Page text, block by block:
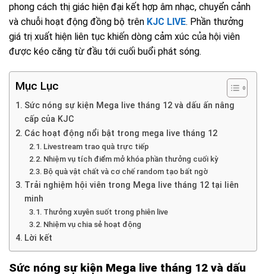
phong cách thị giác hiện đại kết hợp âm nhạc, chuyển cảnh
và chuỗi hoạt động đồng bộ trên KJC LIVE. Phần thưởng
giá trị xuất hiện liên tục khiến dòng cảm xúc của hội viên
được kéo căng từ đầu tới cuối buổi phát sóng.
Mục Lục
Sức nóng sự kiện Mega live tháng 12 và dấu ấn nâng
cấp của KJC
Các hoạt động nổi bật trong mega live tháng 12
Livestream trao quà trực tiếp
Nhiệm vụ tích điểm mở khóa phần thưởng cuối kỳ
Bộ quà vật chất và cơ chế random tạo bất ngờ
Trải nghiệm hội viên trong Mega live tháng 12 tại liên
minh
Thưởng xuyên suốt trong phiên live
Nhiệm vụ chia sẻ hoạt động
Lời kết
Sức nóng sự kiện Mega live tháng 12 và dấu